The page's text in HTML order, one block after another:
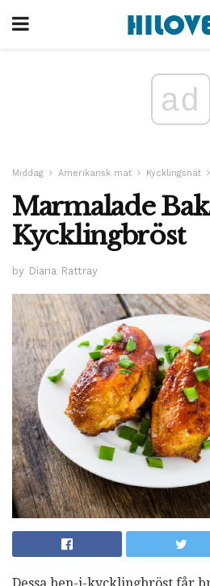
ad
Middag Amerikansk mat Kycklingsnät
Marmalade
Kycklingbröst
by Diana Rattray